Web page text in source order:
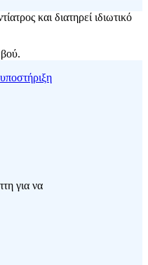
και διατηρεί ιδιωτικό
για να